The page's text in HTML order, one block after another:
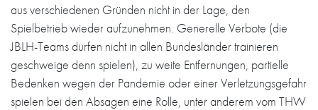
aus verschiedenen Gründen nicht in der Lage, den
Spielbetrieb wieder aufzunehmen. Generelle Verbote (die
JBLH-Teams dürfen nicht in allen Bundesländer trainieren
geschweige denn spielen), zu weite Entfernungen, partielle
Bedenken wegen der Pandemie oder einer Verletzungsgefahr
spielen bei den Absagen eine Rolle, unter anderem vom THW